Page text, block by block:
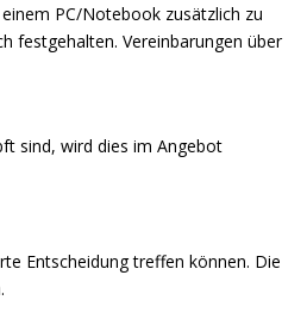
PC/Notebook zusätzlich zu
festgehalten. Vereinbarungen über
sind, wird dies im Angebot
Entscheidung treffen können. Die